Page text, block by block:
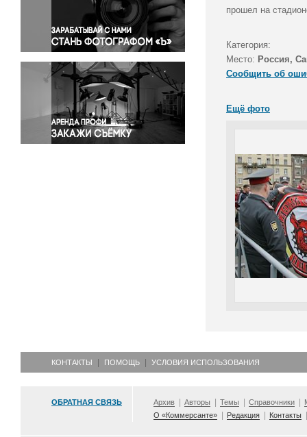
Правосудие
Происшествия и конфликты
Религия
Светская жизнь
Спорт
Экология
Экономика и бизнес
прошел на
Категория:
Место: Россия,
Сообщить об
Ещё фото
КОНТАКТЫ ПОМОЩЬ УСЛОВИЯ ИСПОЛЬЗОВАНИЯ
ОБРАТНАЯ СВЯЗЬ Архив Авторы Темы Справочники
О «Коммерсанте»
Редакция Контакты